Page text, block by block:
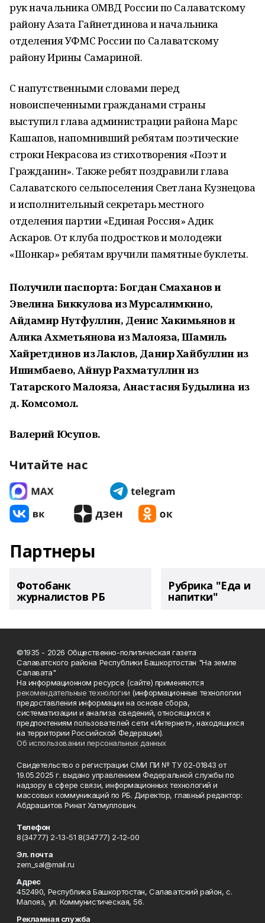
рук начальника ОМВД России по Салаватскому
району Азата Гайнетдинова и начальника
отделения УФМС России по Салаватскому
району Ирины Самариной.
С напутственными словами перед
новоиспеченными гражданами страны
выступил глава администрации района Марс
Кашапов, напомнивший ребятам поэтические
строки Некрасова из стихотворения «Поэт и
Гражданин». Также ребят поздравили глава
Салаватского сельпоселения Светлана Кузнецова
и исполнительный секретарь местного
отделения партии «Единая Россия» Адик
Аскаров. От клуба подростков и молодежи
«Шонкар» ребятам вручили памятные буклеты.
Получили паспорта: Богдан Смаханов и
Эвелина Биккулова из Мурсалимкино,
Айдамир Нутфуллин, Денис Хакимьянов и
Алика Ахметьянова из Малояза, Шамиль
Хайретдинов из Лаклов, Данир Хайбуллин из
Ишимбаево, Айнур Рахматуллин из
Татарского Малояза, Анастасия Будылина из
д. Комсомол.
Валерий Юсупов.
Читайте нас
Партнеры
Фотобанк
журналистов РБ
Рубрика "Еда и
напитки"
©1935 - 2026 Общественно-политическая газета
Салаватского района Республики Башкортостан "На земле
Салавата"
На информационном ресурсе (сайте) применяются
рекомендательные технологии (информационные технологии
предоставления информации на основе сбора,
систематизации и анализа сведений, относящихся к
предпочтениям пользователей сети «Интернет», находящихся
на территории Российской Федерации).
Об использовании персональных данных
Свидетельство о регистрации СМИ ПИ № ТУ 02-01843 от
19.05.2025 г. выдано управлением Федеральной службы по
надзору в сфере связи, информационных технологий и
массовых коммуникаций по РБ. Директор, главный редактор:
Абдрашитов Ринат Хатмуллович.
Телефон
8(34777) 2-13-51 8(34777) 2-12-00
Эл. почта
zem_sal@mail.ru
Адрес
452490, Республика Башкортостан, Салаватский район, с.
Малояз, ул. Коммунистическая, 56.
Рекламная служба